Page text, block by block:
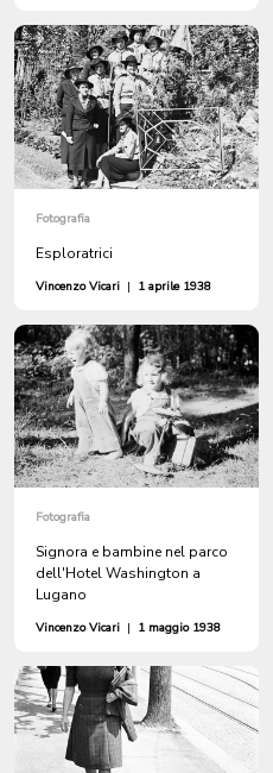
Fotografia
Esploratrici
Vincenzo Vicari | 1 aprile 1938
Fotografia
Signora e bambine nel parco
dell'Hotel Washington a
Lugano
Vincenzo Vicari | 1 maggio 1938